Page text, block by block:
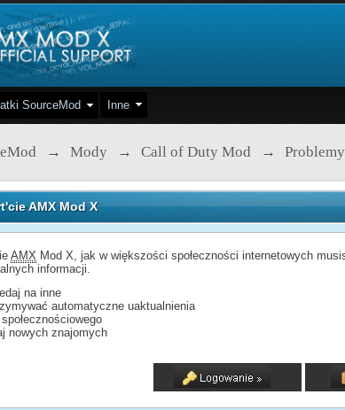
SourceMod Inne
→ Mody → Call of Duty Mod → Problemy
AMX Mod X
AMX Mod X, jak w większości społeczności internetowych
informacji.
na inne
automatyczne uaktualnienia
nowych znajomych